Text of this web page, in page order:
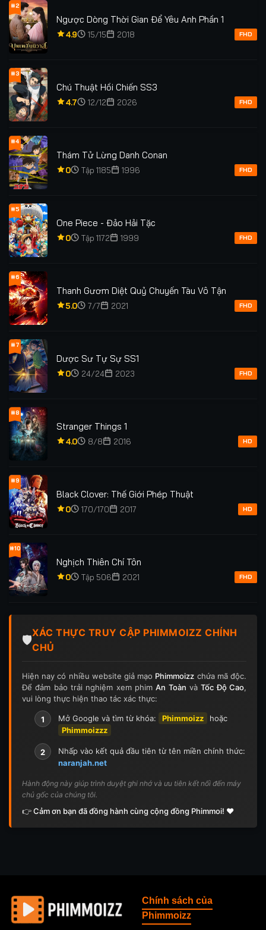
#2
Ngược Dòng Thời Gian Để Yêu Anh Phần 1
4.9 15/15 2018 FHD
#3
Chú Thuật Hồi Chiến SS3
4.7 12/12 2026 FHD
#4
Thám Tử Lừng Danh Conan
0 Tập 1185 1996 FHD
#5
One Piece - Đảo Hải Tặc
0 Tập 1172 1999 FHD
#6
Thanh Gươm Diệt Quỷ Chuyến Tàu Vô Tận
5.0 7/7 2021 FHD
#7
Dược Sư Tự Sự SS1
0 24/24 2023 FHD
#8
Stranger Things 1
4.0 8/8 2016 HD
#9
Black Clover: Thế Giới Phép Thuật
0 170/170 2017 HD
#10
Nghịch Thiên Chí Tôn
0 Tập 506 2021 FHD
🛡️
XÁC THỰC TRUY CẬP PHIMMOIZZ CHÍNH
CHỦ
Hiện nay có nhiều website giả mạo Phimmoizz chứa mã độc.
Để đảm bảo trải nghiệm xem phimAn Toàn vàTốc Độ Cao,
vui lòng thực hiện thao tác xác thực:
1 Mở Google và tìm từ khóa: Phimmoizz
hoặc
Phimmoizzz
2
Nhấp vào kết quả đầu tiên từ tên miền chính thức:
naranjah.net
Hành động này giúp trình duyệt ghi nhớ và ưu tiên kết nối đến máy
chủ gốc của chúng tôi.
👉 Cảm ơn bạn đã đồng hành cùng cộng đồng Phimmoi! ❤️
Chính sách của
Phimmoizz